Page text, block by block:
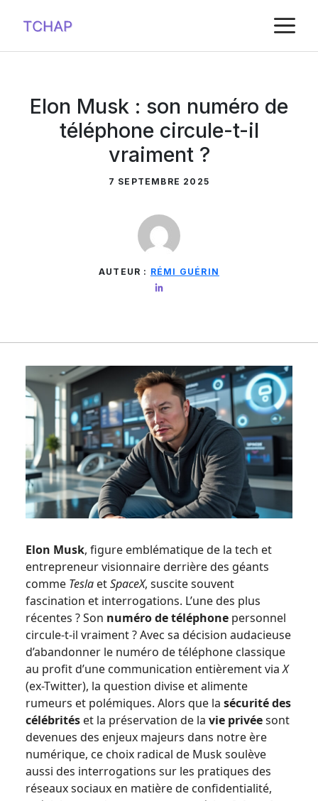
Elon Musk : son numéro de
téléphone circule-t-il
vraiment ?
7 SEPTEMBRE 2025
AUTEUR : RÉMI GUÉRIN
Elon Musk, figure emblématique de la tech et
entrepreneur visionnaire derrière des géants
comme Tesla etSpaceX, suscite souvent
fascination et interrogations. L’une des plus
récentes ? Son numéro de téléphone personnel
circule-t-il vraiment ? Avec sa décision audacieuse
d’abandonner le numéro de téléphone classique
au profit d’une communication entièrement viaX
(ex-Twitter), la question divise et alimente
rumeurs et polémiques. Alors que la sécurité des
célébrités et la préservation de la vie privéesont
devenues des enjeux majeurs dans notre ère
numérique, ce choix radical de Musk soulève
aussi des interrogations sur les pratiques des
réseaux sociaux en matière de confidentialité,